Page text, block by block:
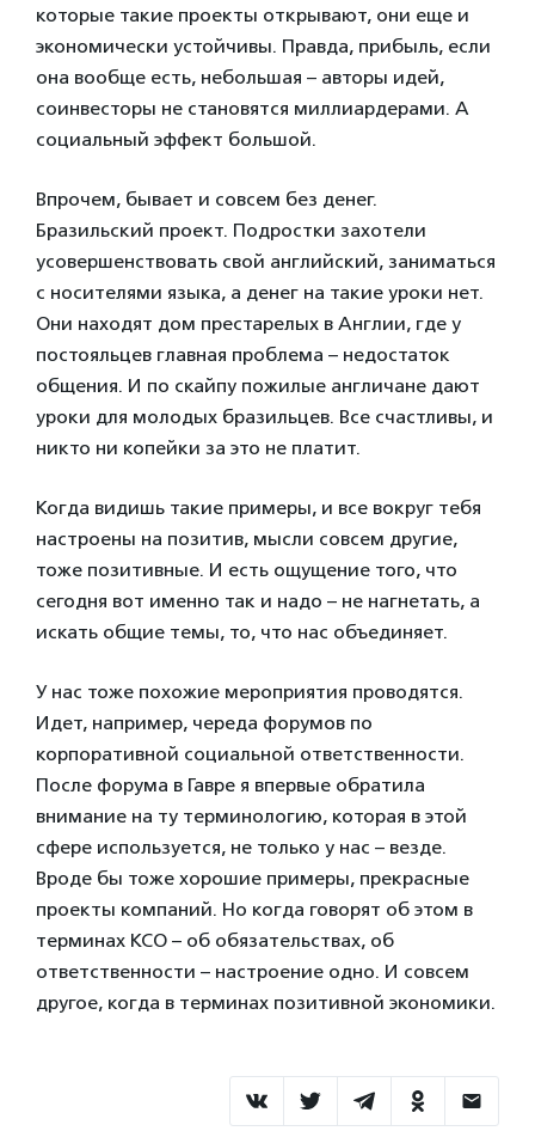
которые такие проекты открывают, они еще и
экономически устойчивы. Правда, прибыль, если
она вообще есть, небольшая – авторы идей,
соинвесторы не становятся миллиардерами. А
социальный эффект большой.
Впрочем, бывает и совсем без денег.
Бразильский проект. Подростки захотели
усовершенствовать свой английский, заниматься
с носителями языка, а денег на такие уроки нет.
Они находят дом престарелых в Англии, где у
постояльцев главная проблема – недостаток
общения. И по скайпу пожилые англичане дают
уроки для молодых бразильцев. Все счастливы, и
никто ни копейки за это не платит.
Когда видишь такие примеры, и все вокруг тебя
настроены на позитив, мысли совсем другие,
тоже позитивные. И есть ощущение того, что
сегодня вот именно так и надо – не нагнетать, а
искать общие темы, то, что нас объединяет.
У нас тоже похожие мероприятия проводятся.
Идет, например, череда форумов по
корпоративной социальной ответственности.
После форума в Гавре я впервые обратила
внимание на ту терминологию, которая в этой
сфере используется, не только у нас – везде.
Вроде бы тоже хорошие примеры, прекрасные
проекты компаний. Но когда говорят об этом в
терминах КСО – об обязательствах, об
ответственности – настроение одно. И совсем
другое, когда в терминах позитивной экономики.